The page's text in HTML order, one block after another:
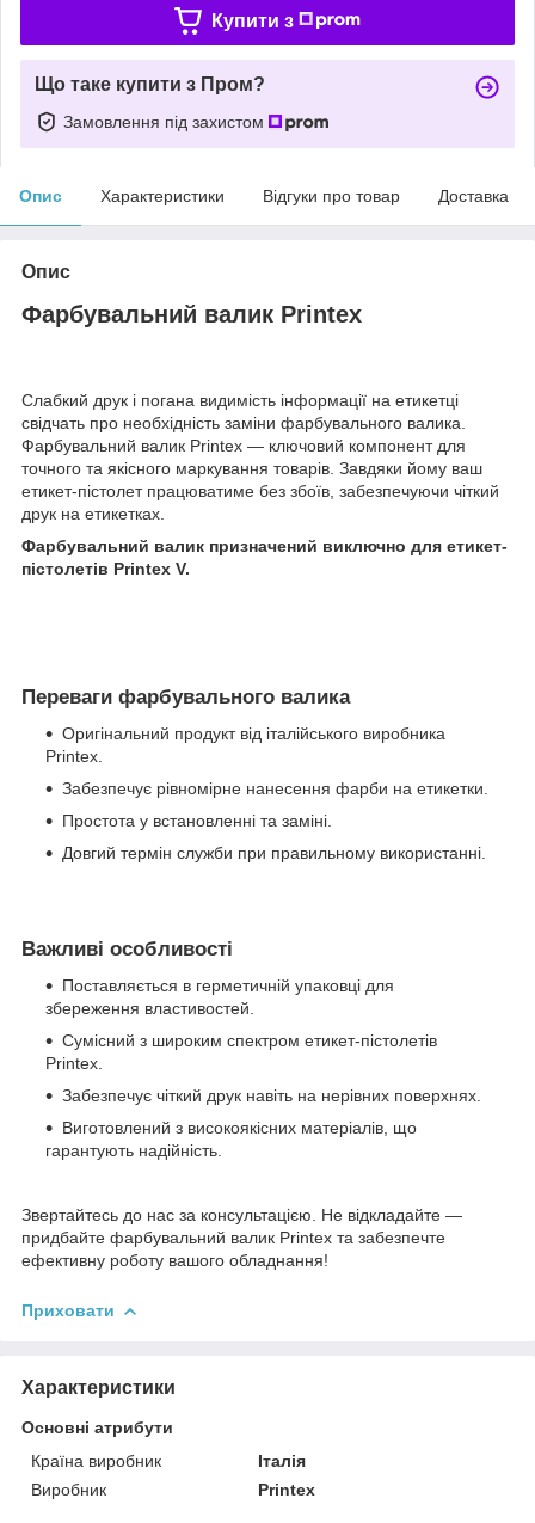
Купити з
Що таке купити з Пром?
Замовлення під захистом
Опис Характеристики Відгуки про товар Доставка
Опис
Фарбувальний валик Printex
Слабкий друк і погана видимість інформації на етикетці
свідчать про необхідність заміни фарбувального валика.
Фарбувальний валик Printex — ключовий компонент для
точного та якісного маркування товарів. Завдяки йому ваш
етикет-пістолет працюватиме без збоїв, забезпечуючи чіткий
друк на етикетках.
Фарбувальний валик призначений виключно для етикет-
пістолетів Printex V.
Переваги фарбувального валика
Оригінальний продукт від італійського виробника
Printex.
Забезпечує рівномірне нанесення фарби на етикетки.
Простота у встановленні та заміні.
Довгий термін служби при правильному використанні.
Важливі особливості
Поставляється в герметичній упаковці для
збереження властивостей.
Сумісний з широким спектром етикет-пістолетів
Printex.
Забезпечує чіткий друк навіть на нерівних поверхнях.
Виготовлений з високоякісних матеріалів, що
гарантують надійність.
Звертайтесь до нас за консультацією. Не відкладайте —
придбайте фарбувальний валик Printex та забезпечте
ефективну роботу вашого обладнання!
Приховати
Характеристики
Основні атрибути
Країна виробник
Італія
Виробник
Printex